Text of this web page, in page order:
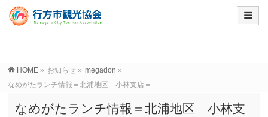
HOME » お知らせ » megadon »
なめがたランチ情報＝北浦地区 小林支店＝
なめがたランチ情報＝北浦地区 小林支